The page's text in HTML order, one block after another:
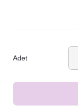
Adet